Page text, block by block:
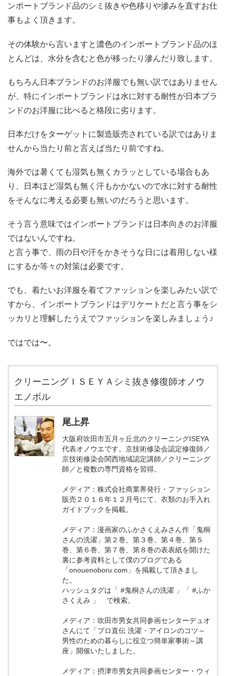
ンポートブランド品のシミ抜きや色移りや滲みを直すお仕
事もよく頂きます。
その体験から言いますと濃色のインポートブランド品のほ
とんどは、水分を含むと色が移ったり滲んだり致します。
もちろん日本ブランドのお洋服でも無い訳ではありません
が、特にインポートブランドは水に対する耐性が日本ブラ
ンドのお洋服に比べると格段に劣ります。
日本だけをターゲットに製造販売されている訳ではありま
せんから当たり前と言えば当たり前ですね。
海外では暑くても湿気も無くカラッとしている場合もあ
り、日本ほど湿気も無く汗もかかないので水に対する耐性
をそんなに考える必要も無いのだろうと思います。
そう言う意味ではインポートブランドは日本向きのお洋服
ではないんですね。
と言う事で、雨の日や汗をかきそうな日には着用しない様
にするか等々の対策は必要です。
でも、着たいお洋服を着てファッションを楽しみたい訳で
すから、インポートブランドはデリケートだと言う事をシ
ッカリと理解したうえでファッションを楽しみましょう♪
ではでは〜。
クリーニングＩＳＥＹＡシミ抜き修復師オノウ
エノボル
尾上昇
大阪府吹田市五月ヶ丘北のクリーニングISEYA
代表オノウエです。京技術修染会認定修復師／
京技術修染会関西地域認定講師／クリーニング
師／と複数の専門資格を習得。
メディア：株式会社商業界発行・ファッション
販売２０１６年１２月号にて、衣類のお手入れ
ガイドブックを掲載。
メディア：漫画家のふかさくえみさん作「鬼桐
さんの洗濯」第２巻、第３巻、第４巻、第５
巻、第６巻、第７巻、第８巻の表表紙を開けた
裏に参考資料として僕のブログである
「onouenoboru.com」を掲載して頂きまし
た。
ハッシュタグは「 #鬼桐さんの洗濯 」「 #ふか
さくえみ 」 で検索。
メディア：吹田市男女共同参画センターデュオ
さんにて「プロ直伝 洗濯・アイロンのコツ～
男性のための暮らしに役立つ簡単家事術～講
座」開催いたしました。
メディア：摂津市男女共同参画センター・ウィ